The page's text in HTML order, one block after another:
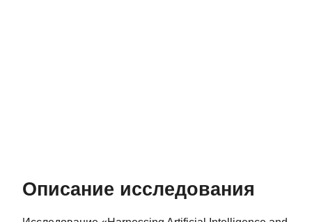
Описание исследования